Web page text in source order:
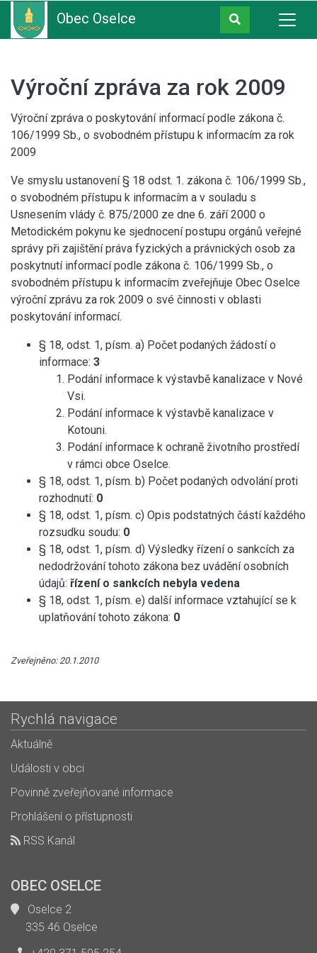
Obec Oselce
Výroční zpráva za rok 2009
Výroční zpráva o poskytování informací podle zákona č.
106/1999 Sb., o svobodném přístupu k informacím za rok
2009
Ve smyslu ustanovení § 18 odst. 1. zákona č. 106/1999 Sb.,
o svobodném přístupu k informacím a v souladu s
Usnesením vlády č. 875/2000 ze dne 6. září 2000 o
Metodickém pokynu ke sjednocení postupu orgánů veřejné
správy při zajištění práva fyzických a právnických osob za
poskytnutí informací podle zákona č. 106/1999 Sb., o
svobodném přístupu k informacím zveřejňuje Obec Oselce
výroční zprávu za rok 2009 o své činnosti v oblasti
poskytování informací.
§ 18, odst. 1, písm. a) Počet podaných žádostí o
informace: 3
Podání informace k výstavbě kanalizace v Nové
Vsi.
Podání informace k výstavbě kanalizace v
Kotouni.
Podání informace k ochraně životního prostředí
v rámci obce Oselce.
§ 18, odst. 1, písm. b) Počet podaných odvolání proti
rozhodnutí: 0
§ 18, odst. 1, písm. c) Opis podstatných částí každého
rozsudku soudu: 0
§ 18, odst. 1, písm. d) Výsledky řízení o sankcích za
nedodržování tohoto zákona bez uvádění osobních
údajů: řízení o sankcích nebyla vedena
§ 18, odst. 1, písm. e) další informace vztahující se k
uplatňování tohoto zákona: 0
Zveřejněno: 20.1.2010
Rychlá navigace
Aktuálně
Události v obci
Povinně zveřejňované informace
Prohlášení o přístupnosti
RSS Kanál
OBEC OSELCE
Oselce 2
335 46 Oselce